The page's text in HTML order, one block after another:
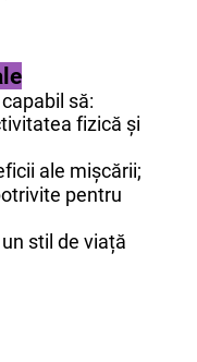
să:
fizică și
ale mișcării;
pentru
stil de viață